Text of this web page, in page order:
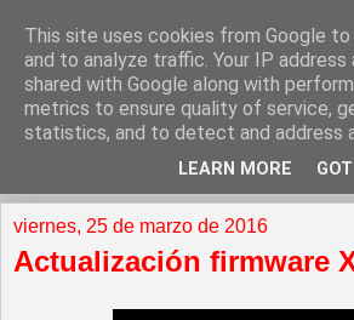
viernes, 25 de marzo de 2016
Actualización firmware
This site uses cookies from Google
and to analyze traffic. Your IP address
shared with Google along with
metrics to ensure quality of service,
statistics, and to detect and address
LEARN MORE